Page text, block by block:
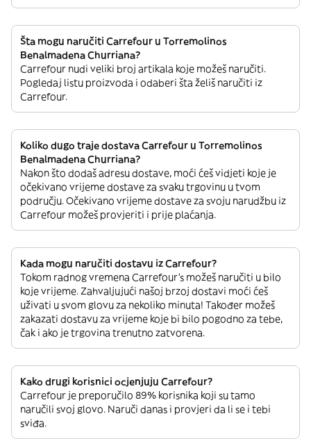
Šta mogu naručiti Carrefour u Torremolinos
Benalmadena Churriana?
Carrefour nudi veliki broj artikala koje možeš naručiti.
Pogledaj listu proizvoda i odaberi šta želiš naručiti iz
Carrefour.
Koliko dugo traje dostava Carrefour u Torremolinos
Benalmadena Churriana?
Nakon što dodaš adresu dostave, moći ćeš vidjeti koje je
očekivano vrijeme dostave za svaku trgovinu u tvom
području. Očekivano vrijeme dostave za svoju narudžbu iz
Carrefour možeš provjeriti i prije plaćanja.
Kada mogu naručiti dostavu iz Carrefour?
Tokom radnog vremena Carrefour’s možeš naručiti u bilo
koje vrijeme. Zahvaljujući našoj brzoj dostavi moći ćeš
uživati u svom glovu za nekoliko minuta! Također možeš
zakazati dostavu za vrijeme koje bi bilo pogodno za tebe,
čak i ako je trgovina trenutno zatvorena.
Kako drugi korisnici ocjenjuju Carrefour?
Carrefour je preporučilo 89% korisnika koji su tamo
naručili svoj glovo. Naruči danas i provjeri da li se i tebi
sviđa.